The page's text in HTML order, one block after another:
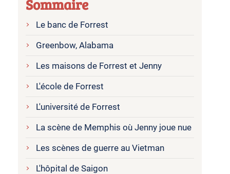
Sommaire
Le banc de Forrest
Greenbow, Alabama
Les maisons de Forrest et Jenny
L'école de Forrest
L'université de Forrest
La scène de Memphis où Jenny joue nue
Les scènes de guerre au Vietman
L'hôpital de Saigon